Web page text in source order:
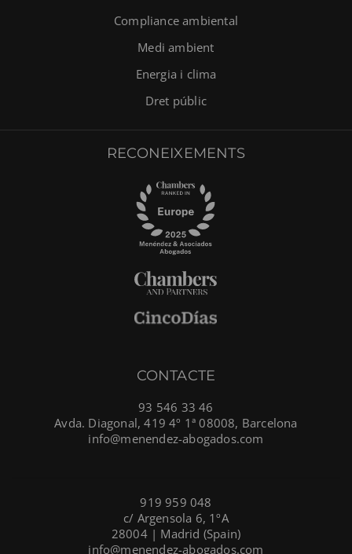
Compliance ambiental
Medi ambient
Energia i clima
Dret públic
RECONEIXEMENTS
CONTACTE
93 546 33 46
Avda. Diagonal, 419 4º 1ª 08008, Barcelona
info@menendez-abogados.com
919 959 048
c/ Argensola 6, 1ºA
28004 | Madrid (Spain)
info@menendez-abogados.com